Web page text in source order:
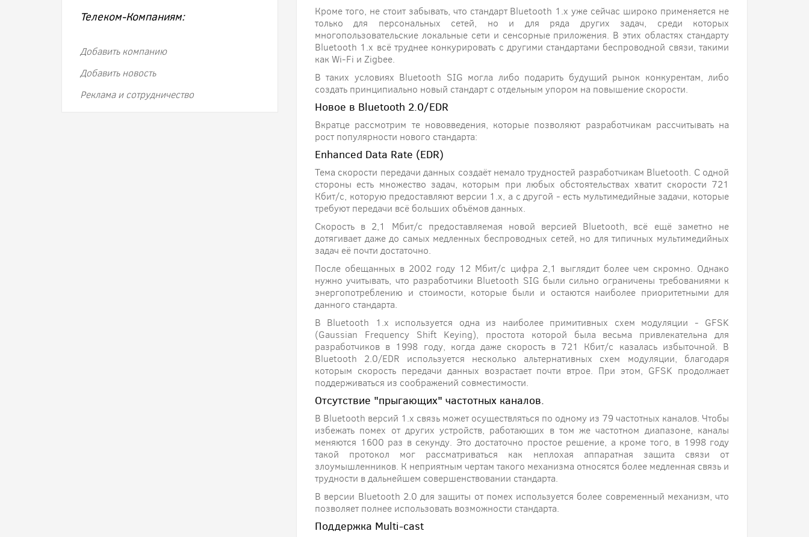
Кроме того, не стоит забывать, что стандарт Bluetooth 1.х уже сейчас широко применяется не
только для персональных сетей, но и для ряда других задач, среди которых
многопользовательские локальные сети и сенсорные приложения. В этих областях стандарту
Bluetooth 1.х всё труднее конкурировать с другими стандартами беспроводной связи, такими
как Wi-Fi и Zigbee.
В таких условиях Bluetooth SIG могла либо подарить будущий рынок конкурентам, либо
создать принципиально новый стандарт с отдельным упором на повышение скорости.
Новое в Bluetooth 2.0/EDR
Вкратце рассмотрим те нововведения, которые позволяют разработчикам рассчитывать на
рост популярности нового стандарта:
Enhanced Data Rate (EDR)
Тема скорости передачи данных создаёт немало трудностей разработчикам Bluetooth. С одной
стороны есть множество задач, которым при любых обстоятельствах хватит скорости 721
Кбит/с, которую предоставляют версии 1.х, а с другой - есть мультимедийные задачи, которые
требуют передачи всё больших объёмов данных.
Скорость в 2,1 Мбит/с предоставляемая новой версией Bluetooth, всё ещё заметно не
дотягивает даже до самых медленных беспроводных сетей, но для типичных мультимедийных
задач её почти достаточно.
После обещанных в 2002 году 12 Мбит/с цифра 2,1 выглядит более чем скромно. Однако
нужно учитывать, что разработчики Bluetooth SIG были сильно ограничены требованиями к
энергопотреблению и стоимости, которые были и остаются наиболее приоритетными для
данного стандарта.
В Bluetooth 1.х используется одна из наиболее примитивных схем модуляции - GFSK
(Gaussian Frequency Shift Keying), простота которой была весьма привлекательна для
разработчиков в 1998 году, когда даже скорость в 721 Кбит/с казалась избыточной. В
Bluetooth 2.0/EDR используется несколько альтернативных схем модуляции, благодаря
которым скорость передачи данных возрастает почти втрое. При этом, GFSK продолжает
поддерживаться из соображений совместимости.
Отсутствие "прыгающих" частотных каналов.
В Bluetooth версий 1.х связь может осуществляться по одному из 79 частотных каналов. Чтобы
избежать помех от других устройств, работающих в том же частотном диапазоне, каналы
меняются 1600 раз в секунду. Это достаточно простое решение, а кроме того, в 1998 году
такой протокол мог рассматриваться как неплохая аппаратная защита связи от
злоумышленников. К неприятным чертам такого механизма относятся более медленная связь и
трудности в дальнейшем совершенствовании стандарта.
В версии Bluetooth 2.0 для защиты от помех используется более современный механизм, что
позволяет полнее использовать возможности стандарта.
Поддержка Multi-cast
Телеком-Компаниям:
Добавить компанию
Добавить новость
Реклама и сотрудничество